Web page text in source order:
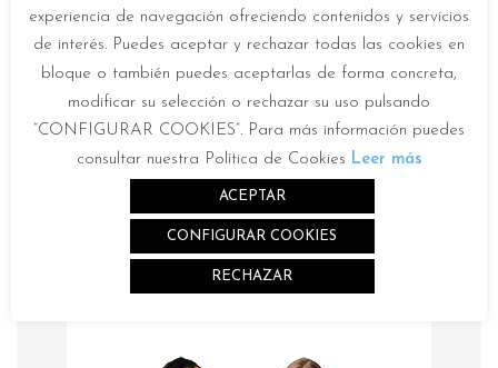
BATERÍA
Si tienes alguna duda puedes
consultarnos a través del
formulario de contacto:
CONSULTAR
experiencia de navegación ofreciendo contenidos y servicios
de interés. Puedes aceptar y rechazar todas las cookies en
bloque o también puedes aceptarlas de forma concreta,
modificar su selección o rechazar su uso pulsando
“CONFIGURAR COOKIES”. Para más información puedes
consultar nuestra Política de Cookies Leer más
ACEPTAR
CONFIGURAR COOKIES
RECHAZAR